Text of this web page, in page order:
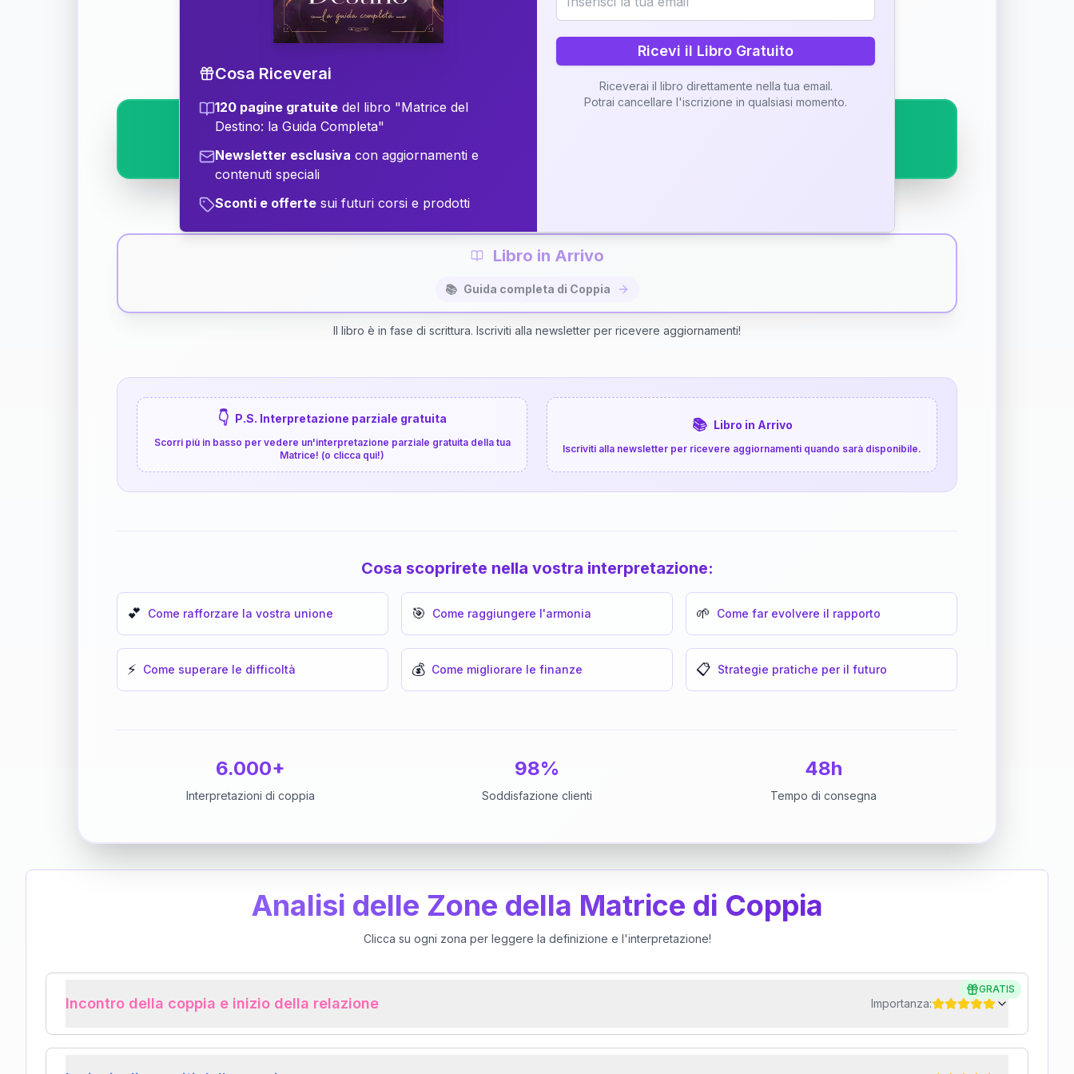
Scopri il significato della vostra Matrice di Coppia attraverso una nostra interpretazione
✨ Interpretazione personalizzata
⚡
Libro in Arrivo
📚 Guida completa di Coppia
Il libro è in fase di scrittura. Iscriviti alla newsletter per ricevere aggiornamenti!
👇 P.S. Interpretazione parziale gratuita
Scorri più in basso per vedere un'interpretazione parziale gratuita della tua
Matrice! (o clicca qui!)
📚 Libro in Arrivo
Iscriviti alla newsletter per ricevere aggiornamenti quando sarà disponibile.
Cosa scoprirete nella vostra interpretazione:
💕 Come rafforzare la vostra unione 🎯 Come raggiungere l'armonia 🌱 Come far evolvere il rapporto
⚡ Come superare le difficoltà 💰 Come migliorare le finanze 📋 Strategie pratiche per il futuro
6.000+
Interpretazioni di coppia
98%
Soddisfazione clienti
48h
Tempo di consegna
Analisi delle Zone della Matrice di Coppia
Clicca su ogni zona per leggere la definizione e l'interpretazione!
GRATIS
Incontro della coppia e inizio della relazione Importanza:
Cosa Riceverai
120 pagine gratuite del libro "Matrice del
Destino: la Guida Completa"
Newsletter esclusiva con aggiornamenti e
contenuti speciali
Sconti e offerte sui futuri corsi e prodotti
Ricevi il Libro Gratuito
Riceverai il libro direttamente nella tua email.
Potrai cancellare l'iscrizione in qualsiasi momento.